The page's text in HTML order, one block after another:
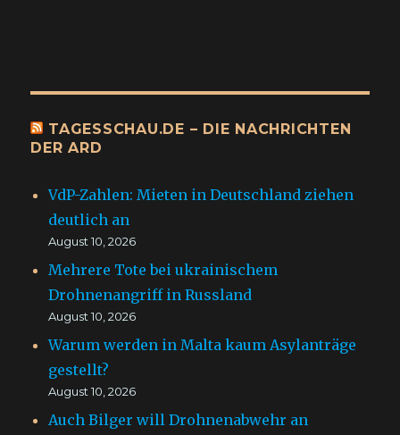
TAGESSCHAU.DE – DIE NACHRICHTEN
DER ARD
VdP-Zahlen: Mieten in Deutschland ziehen
deutlich an
August 10, 2026
Mehrere Tote bei ukrainischem
Drohnenangriff in Russland
August 10, 2026
Warum werden in Malta kaum Asylanträge
gestellt?
August 10, 2026
Auch Bilger will Drohnenabwehr an